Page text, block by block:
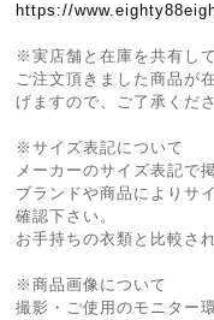
https://
※実店舗と在庫を共有し
ご注文頂きました商品が
げますので、ご了承くだ
※サイズ表記について
メーカーのサイズ表記で
ブランドや商品によりサ
確認下さい。
お手持ちの衣類と比較さ
※商品画像について
撮影・ご使用のモニター